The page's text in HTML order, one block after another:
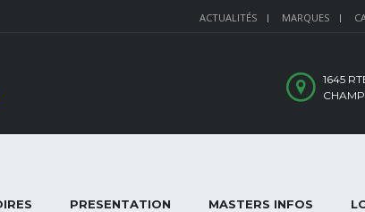
ACTUALITÉS MARQUES
1645
PRESENTATION MASTERS INFOS